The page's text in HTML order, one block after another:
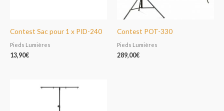
Contest Sac pour 1 x PID-240
Pieds Lumières
13,90€
Contest POT-330
Pieds Lumières
289,00€